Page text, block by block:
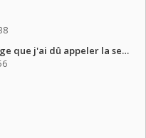
dû appeler la semaine dernière